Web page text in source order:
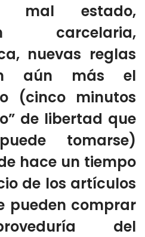
mal estado,
carcelaria,
nuevas reglas
aún más el
(cinco minutos
de libertad que
tomarse)
hace un tiempo
de los artículos
pueden comprar
del